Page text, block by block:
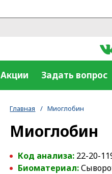
Акции Задать вопрос
Главная / Миоглобин
Миоглобин
Код анализа: 22-20-
Биоматериал: